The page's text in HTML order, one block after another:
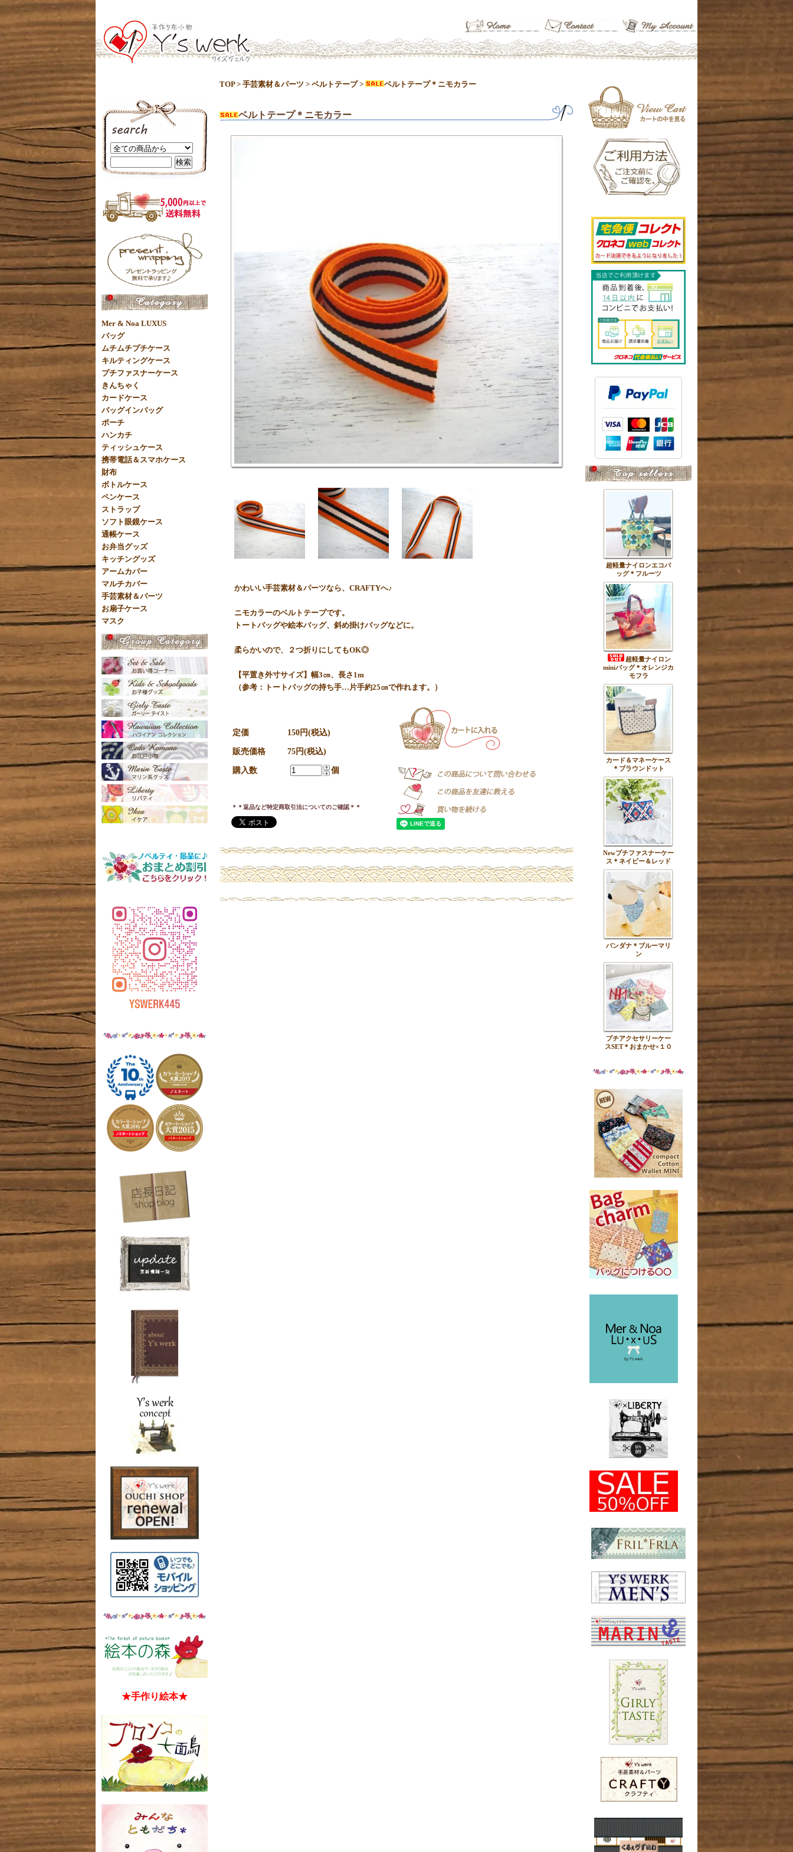
TOP> 手芸素材＆パーツ > ベルトテープ> ベルトテープ＊ニモカラー
ベルトテープ＊ニモカラー
かわいい手芸素材＆パーツなら、CRAFTYへ♪
ニモカラーのベルトテープです。
トートバッグや絵本バッグ、斜め掛けバッグなどに。
柔らかいので、２つ折りにしてもOK◎
【平置き外寸サイズ】幅3㎝、長さ1m
（参考：トートバッグの持ち手…片手約25㎝で作れます。）
定価 150円(税込)
販売価格 75円(税込)
購入数 個
＊＊返品など特定商取引法についてのご確認＊＊
Mer & Noa LUXUS
バッグ
ムチムチプチケース
キルティングケース
プチファスナーケース
きんちゃく
カードケース
バッグインバッグ
ポーチ
ハンカチ
ティッシュケース
携帯電話＆スマホケース
財布
ボトルケース
ペンケース
ストラップ
ソフト眼鏡ケース
通帳ケース
お弁当グッズ
キッチングッズ
アームカバー
マルチカバー
手芸素材＆パーツ
お扇子ケース
マスク
★手作り絵本★
超軽量ナイロンエコバ
ッグ＊フルーツ
超軽量ナイロン
miniバッグ＊オレンジカ
モフラ
カード＆マネーケース
＊ブラウンドット
Newプチファスナーケー
ス＊ネイビー＆レッド
バンダナ＊ブルーマリ
ン
プチアクセサリーケー
スSET＊おまかせ×１０